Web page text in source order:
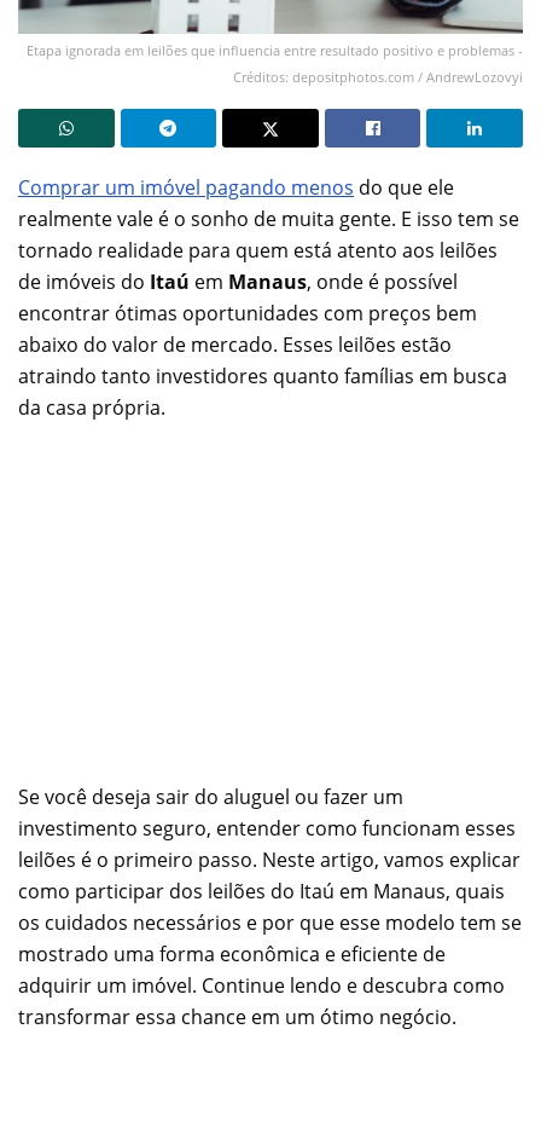
Etapa ignorada em leilões que influencia entre resultado positivo e problemas -
Créditos: depositphotos.com / AndrewLozovyi
Comprar um imóvel pagando menos do que ele
realmente vale é o sonho de muita gente. E isso tem se
tornado realidade para quem está atento aos leilões
de imóveis do Itaú em Manaus, onde é possível
encontrar ótimas oportunidades com preços bem
abaixo do valor de mercado. Esses leilões estão
atraindo tanto investidores quanto famílias em busca
da casa própria.
Se você deseja sair do aluguel ou fazer um
investimento seguro, entender como funcionam esses
leilões é o primeiro passo. Neste artigo, vamos explicar
como participar dos leilões do Itaú em Manaus, quais
os cuidados necessários e por que esse modelo tem se
mostrado uma forma econômica e eficiente de
adquirir um imóvel. Continue lendo e descubra como
transformar essa chance em um ótimo negócio.